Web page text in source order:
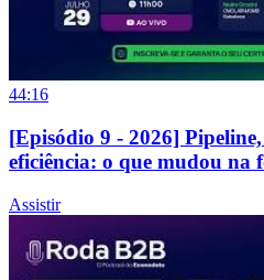
44:16
[Episódio 9 - 2026]
eficiência: o que mudou na
Assistir